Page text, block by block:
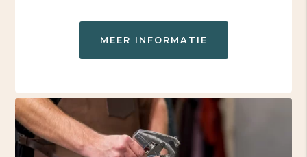
MEER INFORMATIE